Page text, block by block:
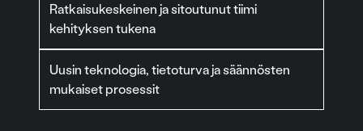
Ratkaisukeskeinen ja sitoutunut tiimi
kehityksen tukena
Uusin teknologia, tietoturva ja säännösten
mukaiset prosessit